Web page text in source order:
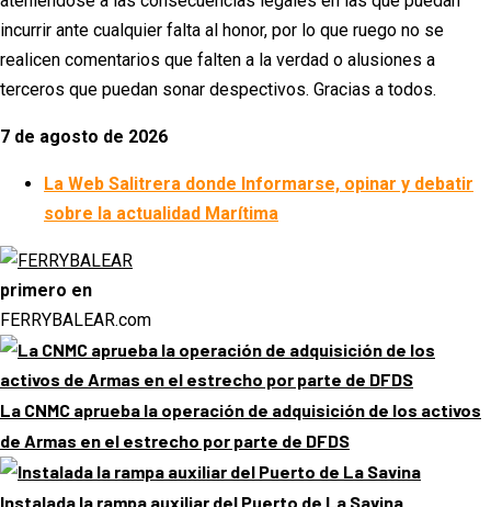
incurrir ante cualquier falta al honor, por lo que ruego no se
realicen comentarios que falten a la verdad o alusiones a
terceros que puedan sonar despectivos. Gracias a todos.
7 de agosto de 2026
La Web Salitrera donde Informarse, opinar y debatir
sobre la actualidad Marítima
primero en
FERRYBALEAR.com
La CNMC aprueba la operación de adquisición de los activos
de Armas en el estrecho por parte de DFDS
Instalada la rampa auxiliar del Puerto de La Savina